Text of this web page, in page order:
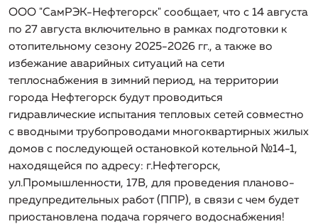
Информация об инвестиционных программах
регулируемой организации и отчетах об их
реализации
Информация о ценах (тарифах) на регулируемые
Информация о наличии (отсутствии) технической
возможности подключения (технологического
присоединения) к системе водоснабжения, а также о
регистрации и ходе реализации заявок на
подключение (технологическое присоединение) к
системе водоснабжения
ООО "СамРЭК-Нефтегорск" сообщает, что с 14 августа
по 27 августа включительно в рамках подготовки к
отопительному сезону 2025-2026 гг., а также во
избежание аварийных ситуаций на сети
теплоснабжения в зимний период, на территории
города Нефтегорск будут проводиться
гидравлические испытания тепловых сетей совместно
с вводными трубопроводами многоквартирных жилых
домов с последующей остановкой котельной №14-1,
находящейся по адресу: г.Нефтегорск,
ул.Промышленности, 17В, для проведения планово-
предупредительных работ (ППР), в связи с чем будет
приостановлена подача горячего водоснабжения!